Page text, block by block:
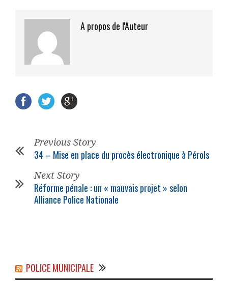
A propos de l'Auteur
Previous Story
34 – Mise en place du procès électronique à Pérols
Next Story
Réforme pénale : un « mauvais projet » selon
Alliance Police Nationale
POLICE MUNICIPALE